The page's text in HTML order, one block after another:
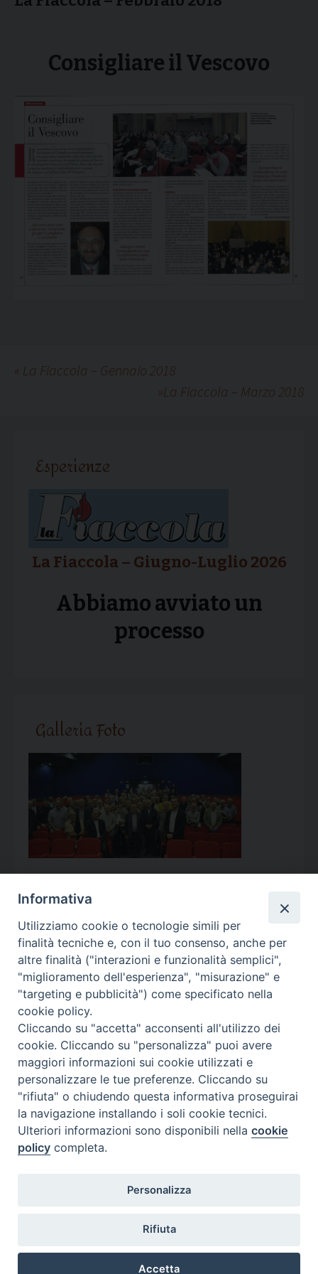
Consigliare il Vescovo
« La Fiaccola – Gennaio 2018
La Fiaccola – Marzo 2018
»
Esperienze
La Fiaccola – Giugno-Luglio 2026
Abbiamo avviato un
processo
Galleria Foto
Calendario Appuntamenti
<< Ago 2026 >>
l m m g v s
d
28
3
4 5 6 7 8
9
10
11 12 13 14 15
17
18 19 21
24 25 26 27 28 29 30
31 1
Informativa
Utilizziamo cookie o tecnologie simili per
finalità tecniche e, con il tuo consenso, anche per
altre finalità ("interazioni e funzionalità semplici",
"miglioramento dell'esperienza", "misurazione" e
"targeting e pubblicità") come specificato nella
cookie policy.
Cliccando su "accetta" acconsenti all'utilizzo dei
cookie. Cliccando su "personalizza" puoi avere
maggiori informazioni sui cookie utilizzati e
personalizzare le tue preferenze. Cliccando su
"rifiuta" o chiudendo questa informativa proseguirai
la navigazione installando i soli cookie tecnici.
Ulteriori informazioni sono disponibili nellacookie
policy completa.
Personalizza
Rifiuta
Accetta